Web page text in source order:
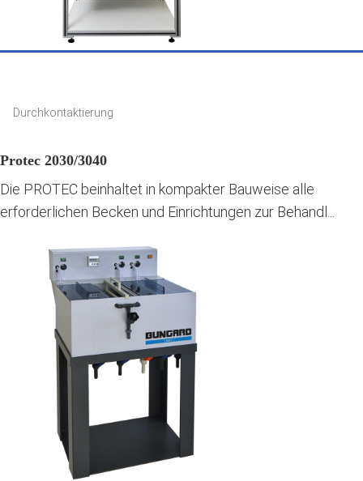
Protec 2030/3040
Durchkontaktierung
Die PROTEC beinhaltet in kompakter Bauweise alle
erforderlichen Becken und Einrichtungen zur Behandl...